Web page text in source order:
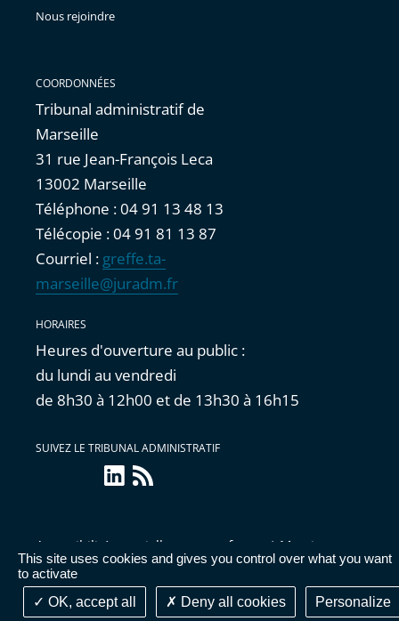
This site uses cookies and gives you control over what you want
to activate
OK, accept all
Deny all cookies Personalize
Nous rejoindre
COORDONNÉES
Tribunal administratif de
Marseille
31 rue Jean-François Leca
13002 Marseille
Téléphone : 04 91 13 48 13
Télécopie : 04 91 81 13 87
Courriel : greffe.ta-
marseille@juradm.fr
HORAIRES
Heures d'ouverture au public :
du lundi au vendredi
de 8h30 à 12h00 et de 13h30 à 16h15
SUIVEZ LE TRIBUNAL ADMINISTRATIF
linkedin
Flux
RSS
Accessibilité : partiellement conforme | Mentions
légales
Données personnelles
Publications
administratives